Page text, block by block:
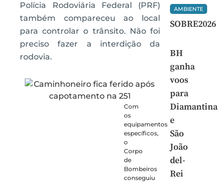
Polícia Rodoviária Federal (PRF)
também compareceu ao local
para controlar o trânsito. Não foi
preciso fazer a interdição da
rodovia.
Com
os
equipamentos
específicos,
o
Corpo
de
Bombeiros
conseguiu
AMBIENTE
SOBRE2026
BH
ganha
voos
para
Diamantina
e
São
João
del-
Rei